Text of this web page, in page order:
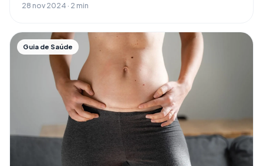
28 nov 2024 · 2 min
Guia de Saúde